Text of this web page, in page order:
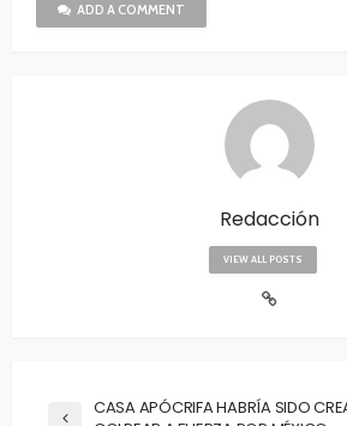
ADD A COMMENT
Redacción
VIEW ALL POSTS
CASA APÓCRIFA HABRÍA SIDO